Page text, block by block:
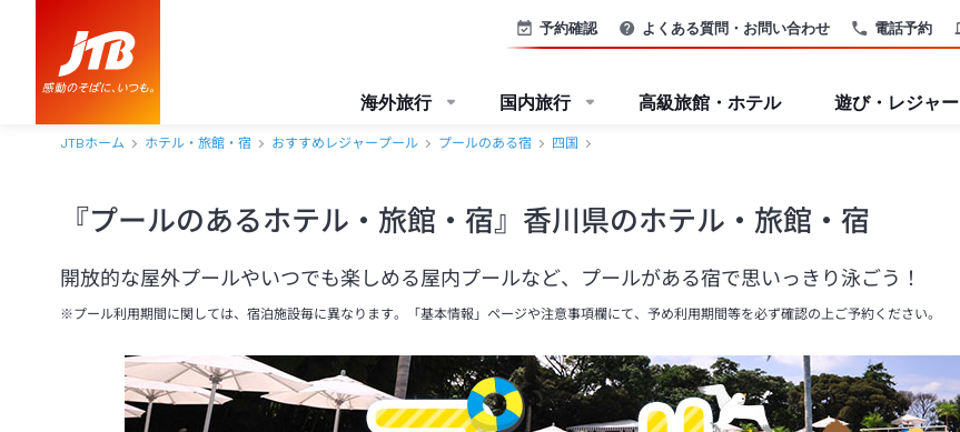
電話予約
予約確認 よくある質問・お問い合わせ
海外旅行 国内旅行 高級旅館・ホテル 遊び・レジャー
JTBホーム ホテル・旅館・宿 おすすめレジャープール プールのある宿 四国
『プールのあるホテル・旅館・宿』香川県のホテル・旅館・宿
開放的な屋外プールやいつでも楽しめる屋内プールなど、プールがある宿で思いっきり泳ごう！
※プール利用期間に関しては、宿泊施設毎に異なります。「基本情報」ページや注意事項欄にて、予め利用期間等を必ず確認の上ご予約ください。